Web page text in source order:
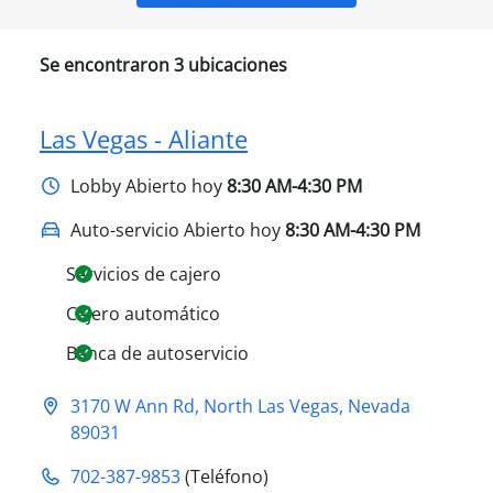
Se encontraron3 ubicaciones
Las Vegas - Aliante
LobbyAbierto hoy8:30 AM-4:30 PM
Auto-servicio Abierto hoy8:30 AM-4:30 PM
Servicios de cajero
Cajero automático
Banca de autoservicio
3170 W Ann Rd, North Las Vegas, Nevada
89031
702-387-9853(Teléfono)